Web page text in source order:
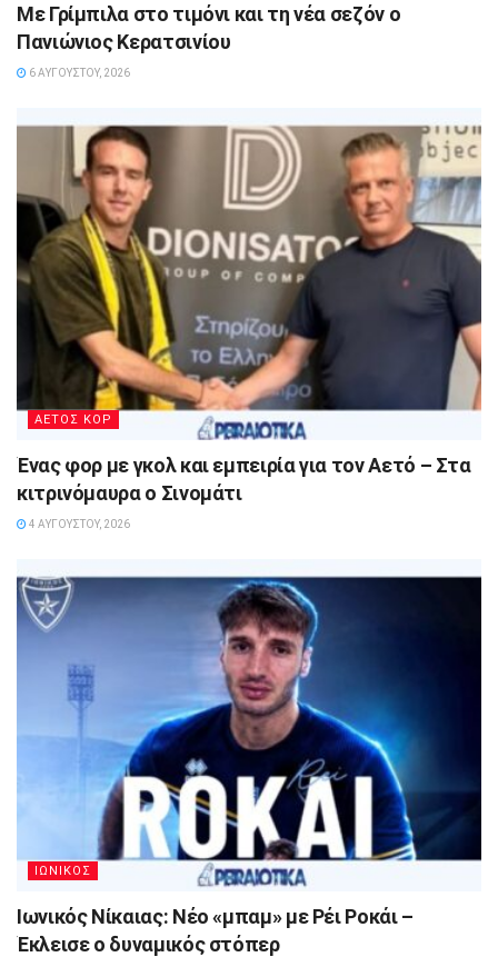
Με Γρίμπιλα στο τιμόνι και τη νέα σεζόν ο
Πανιώνιος Κερατσινίου
6 ΑΥΓΟΎΣΤΟΥ, 2026
ΑΕΤΟΣ ΚΟΡ
Ένας φορ με γκολ και εμπειρία για τον Αετό – Στα
κιτρινόμαυρα ο Σινομάτι
4 ΑΥΓΟΎΣΤΟΥ, 2026
ΙΩΝΙΚΟΣ
Ιωνικός Νίκαιας: Νέο «μπαμ» με Ρέι Ροκάι –
Έκλεισε ο δυναμικός στόπερ